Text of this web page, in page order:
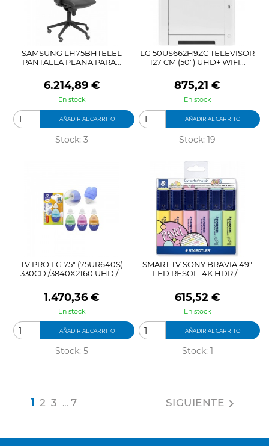
SAMSUNG LH75BHTELEL
PANTALLA PLANA PARA...
Precio
6.214,89 €
En stock
AÑADIR AL CARRITO
Stock: 3
LG 50US662H9ZC TELEVISOR
127 CM (50") UHD+ WIFI...
Precio
875,21 €
En stock
AÑADIR AL CARRITO
Stock: 19
TV PRO LG 75" (75UR640S)
330CD /3840X2160 UHD /...
Precio
1.470,36 €
En stock
AÑADIR AL CARRITO
Stock: 5
SMART TV SONY BRAVIA 49"
LED RESOL. 4K HDR /...
Precio
615,52 €
En stock
AÑADIR AL CARRITO
Stock: 1
123 … 7 SIGUIENTE 